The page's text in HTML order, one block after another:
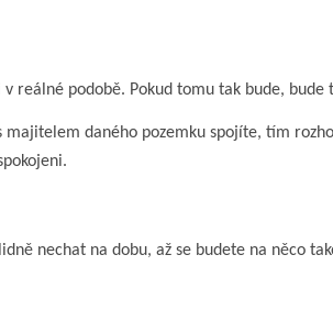
reálné podobě. Pokud tomu tak bude, bude
daného pozemku spojíte, tím
nechat na dobu, až se budete na něco